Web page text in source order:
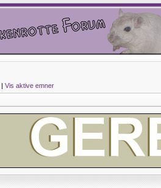
| Vis aktive emner